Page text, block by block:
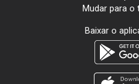
Mudar para o
Baixar o